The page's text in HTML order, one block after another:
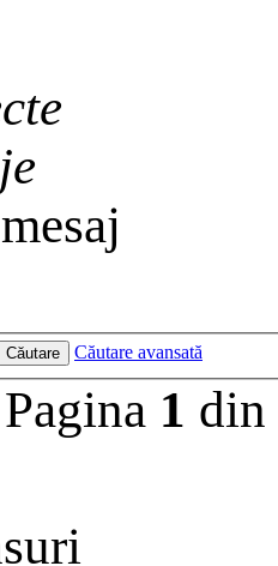
Căutare Căutare avansată
Pagina 1 din